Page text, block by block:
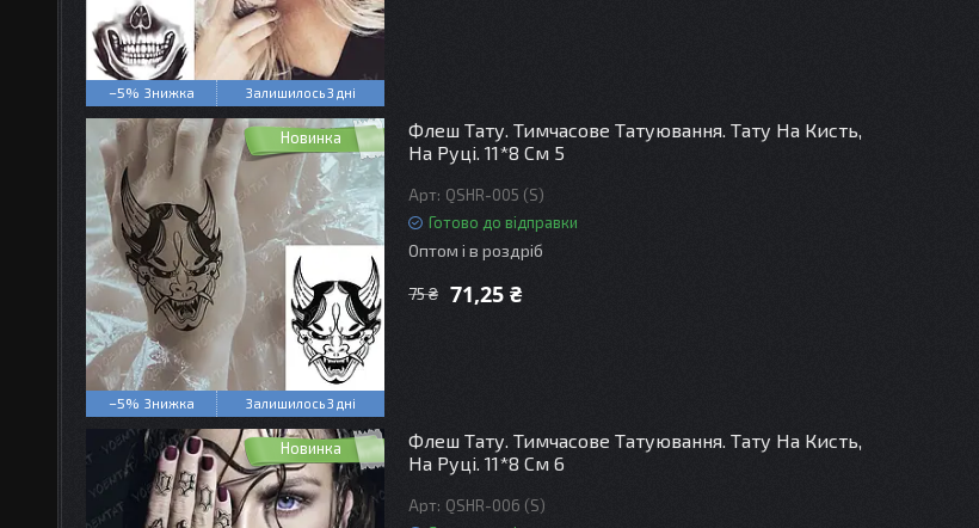
–5% Залишилось 3 дні
Новинка
–5% Залишилось 3 дні
Флеш Тату. Тимчасове Татуювання. Тату На Кисть,
На Руці. 11*8 См 5
QSHR-005 (S)
Готово до відправки
Оптом і в роздріб
75 ₴ 71,25 ₴
Новинка
Флеш Тату. Тимчасове Татуювання. Тату На Кисть,
На Руці. 11*8 См 6
QSHR-006 (S)